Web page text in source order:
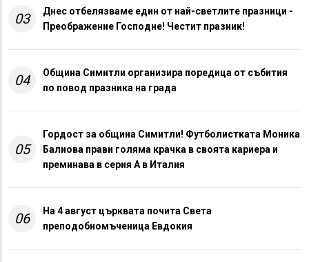
03
Днес отбелязваме един от най-светлите празници -
Преображение Господне! Честит празник!
04
Община Симитли организира поредица от събития
по повод празника на града
05
Гордост за община Симитли! Футболистката Моника
Балиова прави голяма крачка в своята кариера и
преминава в серия А в Италия
06
На 4 август църквата почита Света
преподобномъченица Евдокия